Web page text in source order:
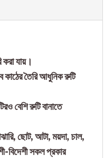
যায়।
কাঠের তৈরি আধুনিক রুটি
বেশি রুটি বানাতে
ছোট, আটা, ময়দা, চাল,
বিদেশী সকল প্রকার